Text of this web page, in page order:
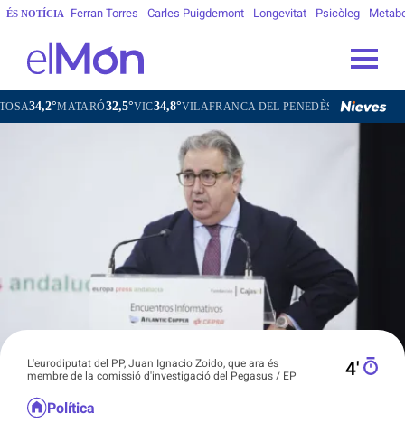
ÉS NOTÍCIA Ferran Torres Carles Puigdemont Longevitat Psicòleg
32,5°VIC34,8°VILAFRANCA DEL PENEDÈS32,2°VILANOVA I LA
L'eurodiputat del PP, Juan Ignacio Zoido, que ara és
membre de la comissió d'investigació del Pegasus / EP
4′
Política